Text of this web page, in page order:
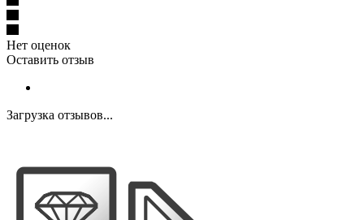
Нет оценок
Оставить отзыв
Загрузка отзывов...